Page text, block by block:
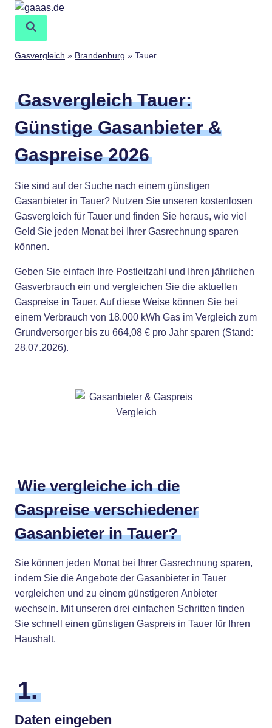
Zum
springen
Gasvergleich » Brandenburg » Tauer
Gasvergleich Tauer:
Günstige Gasanbieter &
Gaspreise 2026
Sie sind auf der Suche nach einem günstigen
Gasanbieter in Tauer? Nutzen Sie unseren kostenlosen
Gasvergleich für Tauer und finden Sie heraus, wie viel
Geld Sie jeden Monat bei Ihrer Gasrechnung sparen
können.
Geben Sie einfach Ihre Postleitzahl und Ihren jährlichen
Gasverbrauch ein und vergleichen Sie die aktuellen
Gaspreise in Tauer. Auf diese Weise können Sie bei
einem Verbrauch von 18.000 kWh Gas im Vergleich zum
Grundversorger bis zu 664,08 € pro Jahr sparen (Stand:
28.07.2026).
Wie vergleiche ich die
Gaspreise verschiedener
Gasanbieter in Tauer?
Sie können jeden Monat bei Ihrer Gasrechnung sparen,
indem Sie die Angebote der Gasanbieter in Tauer
vergleichen und zu einem günstigeren Anbieter
wechseln. Mit unseren drei einfachen Schritten finden
Sie schnell einen günstigen Gaspreis in Tauer für Ihren
Haushalt.
1.
Daten eingeben